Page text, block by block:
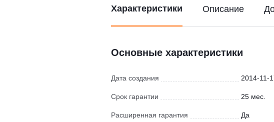
Характеристики
Основные характеристики
Дата создания 2014-11-
Срок гарантии 25 мес.
Расширенная гарантия Да
Описание